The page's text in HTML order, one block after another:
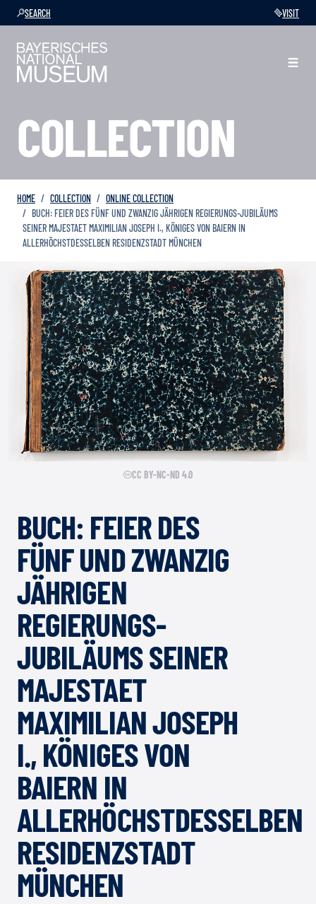
SEARCH VISIT
COLLECTION
HOME COLLECTION
ONLINE COLLECTION
BUCH: FEIER DES FÜNF UND ZWANZIG JÄHRIGEN REGIERUNGS-JUBILÄUMS
SEINER MAJESTAET MAXIMILIAN JOSEPH I., KÖNIGES VON BAIERN IN
ALLERHÖCHSTDESSELBEN RESIDENZSTADT MÜNCHEN
CC BY-NC-ND 4.0
BUCH: FEIER DES
FÜNF UND ZWANZIG
JÄHRIGEN
REGIERUNGS-
JUBILÄUMS SEINER
MAJESTAET
MAXIMILIAN JOSEPH
I., KÖNIGES VON
BAIERN IN
ALLERHÖCHSTDESSELBEN
RESIDENZSTADT
MÜNCHEN